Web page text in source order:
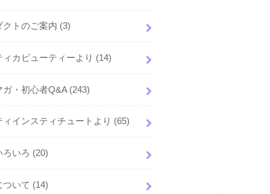
クトのご案内 (3)
ィカビューティーより (14)
ガ・初心者Q&A (243)
ィインスティチュートより (65)
ろいろ (20)
ついて (14)